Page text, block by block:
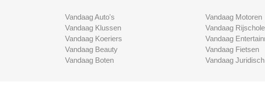
Vandaag Auto's
Vandaag Klussen
Vandaag Koeriers
Vandaag Beauty
Vandaag Boten
Vandaag Motoren
Vandaag
Vandaag
Vandaag Fietsen
Vandaag Juridisch